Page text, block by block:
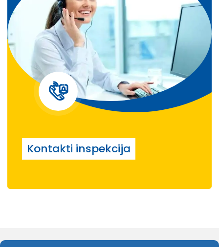
Kontakti inspekcija